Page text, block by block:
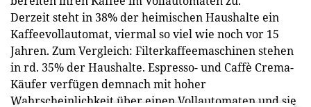
Derzeit steht in 38% der heimischen Haushalte ein
Kaffeevollautomat, viermal so viel wie noch vor 15
Jahren. Zum Vergleich: Filterkaffeemaschinen stehen
in rd. 35% der Haushalte. Espresso- und Caffè Crema-
Käufer verfügen demnach mit hoher
Wahrscheinlichkeit über einen Vollautomaten und sie